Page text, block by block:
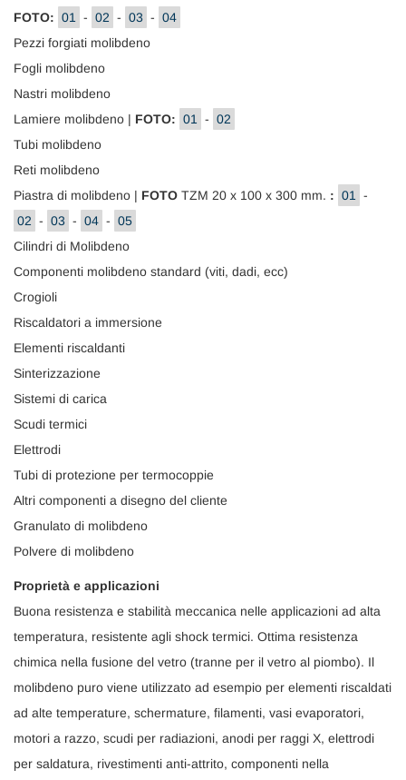
FOTO: 01 - 02 - 03 - 04
Pezzi forgiati molibdeno
Fogli molibdeno
Nastri molibdeno
Lamiere molibdeno | FOTO: 01 - 02
Tubi molibdeno
Reti molibdeno
Piastra di molibdeno | FOTO TZM 20 x 100 x 300 mm. : 01
-
02 - 03 - 04 - 05
Cilindri di Molibdeno
Componenti molibdeno standard (viti, dadi, ecc)
Crogioli
Riscaldatori a immersione
Elementi riscaldanti
Sinterizzazione
Sistemi di carica
Scudi termici
Elettrodi
Tubi di protezione per termocoppie
Altri componenti a disegno del cliente
Granulato di molibdeno
Polvere di molibdeno
Proprietà e applicazioni
Buona resistenza e stabilità meccanica nelle applicazioni ad alta
temperatura, resistente agli shock termici. Ottima resistenza
chimica nella fusione del vetro (tranne per il vetro al piombo). Il
molibdeno puro viene utilizzato ad esempio per elementi riscaldati
ad alte temperature, schermature, filamenti, vasi evaporatori,
motori a razzo, scudi per radiazioni, anodi per raggi X, elettrodi
per saldatura, rivestimenti anti-attrito, componenti nella